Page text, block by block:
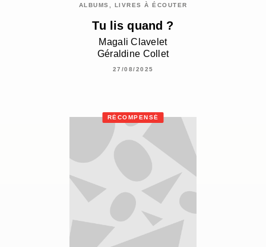
ALBUMS, LIVRES À ÉCOUTER
Tu lis quand ?
Magali Clavelet
Géraldine Collet
27/08/2025
RÉCOMPENSÉ